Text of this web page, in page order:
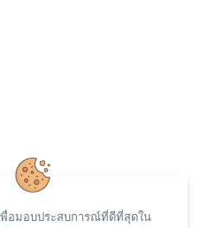
พื่อมอบประสบการณ์ที่ดีที่สุดใน